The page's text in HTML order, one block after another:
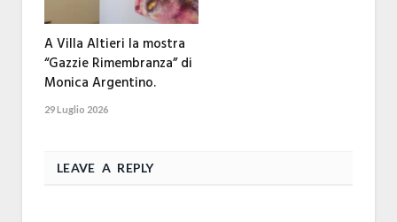
A Villa Altieri la mostra
“Gazzie Rimembranza” di
Monica Argentino.
29 Luglio 2026
LEAVE A REPLY